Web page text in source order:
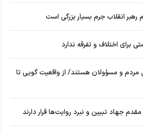
رهبر انقلاب جرم بسیار بزرگی است
برای اختلاف و تفرقه ندارد
مردم و مسؤولان هستند/ از واقعیت گویی تا
جهاد تبیین و نبرد روایت‌ها قرار دارند